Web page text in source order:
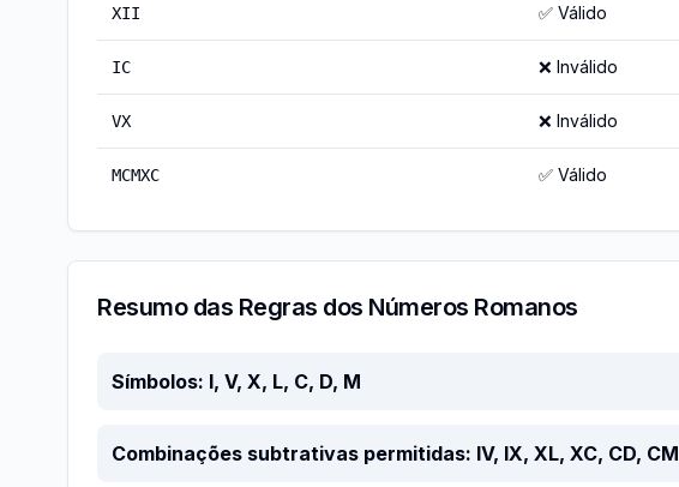
XII ✅ Válido
IC ❌ Inválido
VX ❌ Inválido
MCMXC ✅ Válido
Resumo das Regras dos Números Romanos
Símbolos: I, V, X, L, C, D, M
Combinações subtrativas permitidas: IV, IX, XL, XC, CD, CM